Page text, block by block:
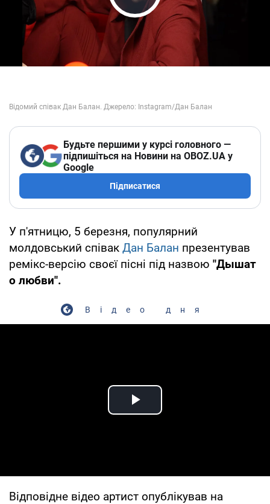
Play Video
Будьте першими у курсі головного —
підпишіться на Новини на OBOZ.UA у
Google
Підписатися
У п'ятницю, 5 березня, популярний
молдовський співак Дан Балан презентував
ремікс-версію своєї пісні під назвою "Дышат
о любви".
Відео дня
Play Video
Відповідне відео артист опублікував на